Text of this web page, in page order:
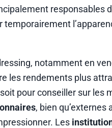
responsables
notamment en
les rendements plus
pour conseiller sur les
, bien qu’externes
Les